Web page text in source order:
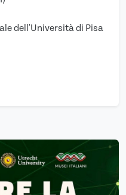
dell'Università di Pisa